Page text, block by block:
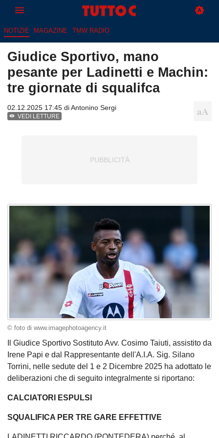
NOTIZIE MAGAZINE TMW RADIO
Giudice Sportivo, mano
pesante per Ladinetti e Machin:
tre giornate di squalifca
02.12.2025 17:45 diAntonino Sergi
VEDI LETTURE
© foto di www.imagephotoagency.it
Il Giudice Sportivo Sostituto Avv. Cosimo Taiuti, assistito da
Irene Papi e dal Rappresentante dell'A.I.A. Sig. Silano
Torrini, nelle sedute del 1 e 2 Dicembre 2025 ha adottato le
deliberazioni che di seguito integralmente si riportano:
CALCIATORI ESPULSI
SQUALIFICA PER TRE GARE EFFETTIVE